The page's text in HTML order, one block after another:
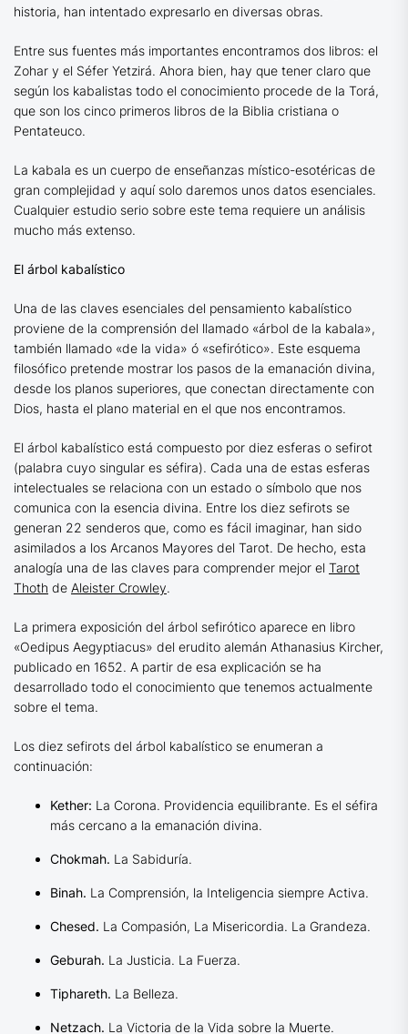
historia, han intentado expresarlo en diversas obras.
Entre sus fuentes más importantes encontramos dos libros: el
Zohar y el Séfer Yetzirá. Ahora bien, hay que tener claro que
según los kabalistas todo el conocimiento procede de la Torá,
que son los cinco primeros libros de la Biblia cristiana o
Pentateuco.
La kabala es un cuerpo de enseñanzas místico-esotéricas de
gran complejidad y aquí solo daremos unos datos esenciales.
Cualquier estudio serio sobre este tema requiere un análisis
mucho más extenso.
El árbol kabalístico
Una de las claves esenciales del pensamiento kabalístico
proviene de la comprensión del llamado «árbol de la kabala»,
también llamado «de la vida» ó «sefirótico». Este esquema
filosófico pretende mostrar los pasos de la emanación divina,
desde los planos superiores, que conectan directamente con
Dios, hasta el plano material en el que nos encontramos.
El árbol kabalístico está compuesto por diez esferas o sefirot
(palabra cuyo singular es séfira). Cada una de estas esferas
intelectuales se relaciona con un estado o símbolo que nos
comunica con la esencia divina. Entre los diez sefirots se
generan 22 senderos que, como es fácil imaginar, han sido
asimilados a los Arcanos Mayores del Tarot. De hecho, esta
analogía una de las claves para comprender mejor el Tarot
Thoth de Aleister Crowley.
La primera exposición del árbol sefirótico aparece en libro
«Oedipus Aegyptiacus» del erudito alemán Athanasius Kircher,
publicado en 1652. A partir de esa explicación se ha
desarrollado todo el conocimiento que tenemos actualmente
sobre el tema.
Los diez sefirots del árbol kabalístico se enumeran a
continuación:
Kether: La Corona. Providencia equilibrante. Es el séfira
más cercano a la emanación divina.
Chokmah. La Sabiduría.
Binah. La Comprensión, la Inteligencia siempre Activa.
Chesed. La Compasión, La Misericordia. La Grandeza.
Geburah. La Justicia. La Fuerza.
Tiphareth. La Belleza.
Netzach. La Victoria de la Vida sobre la Muerte.